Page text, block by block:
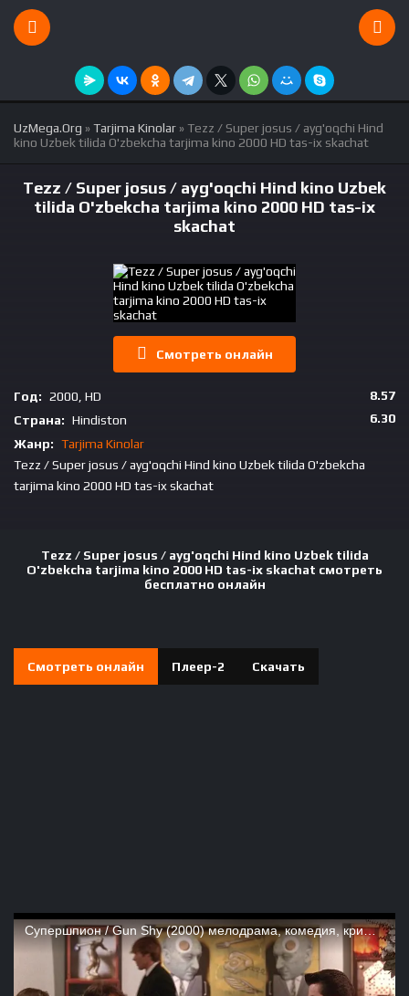
UzMega.Org »Tarjima Kinolar » Tezz / Super josus / ayg'oqchi Hind
kino Uzbek tilida O'zbekcha tarjima kino 2000 HD tas-ix skachat
Tezz / Super josus / ayg'oqchi Hind kino Uzbek
tilida O'zbekcha tarjima kino 2000 HD tas-ix
skachat
Смотреть онлайн
8.57
6.30
Год: 2000, HD
Страна: Hindiston
Жанр: Tarjima Kinolar
Tezz / Super josus / ayg'oqchi Hind kino Uzbek tilida O'zbekcha
tarjima kino 2000 HD tas-ix skachat
Tezz / Super josus / ayg'oqchi Hind kino Uzbek tilida
O'zbekcha tarjima kino 2000 HD tas-ix skachat смотреть
бесплатно онлайн
Смотреть онлайн Плеер-2 Скачать